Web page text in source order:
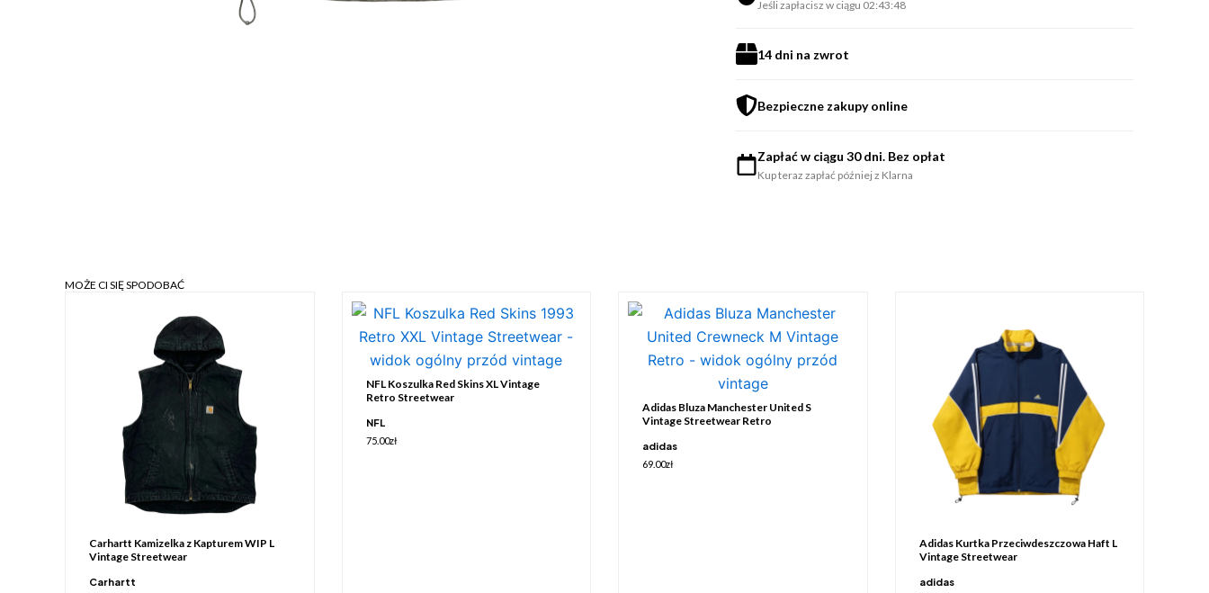
Jeśli zapłacisz w ciągu 02:43:48
14 dni na zwrot
Bezpieczne zakupy online
Zapłać w ciągu 30 dni. Bez opłat
Kup teraz zapłać później z Klarna
MOŻE CI SIĘ SPODOBAĆ
Carhartt Kamizelka z Kapturem WIP L
Vintage Streetwear
Carhartt
NFL Koszulka Red Skins XL Vintage
Retro Streetwear
NFL
75.00zł
Adidas Bluza Manchester United S
Vintage Streetwear Retro
adidas
69.00zł
Adidas Kurtka Przeciwdeszczowa Haft L
Vintage Streetwear
adidas